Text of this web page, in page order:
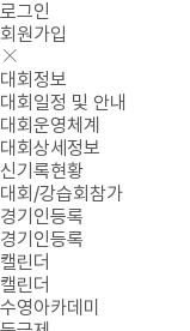
로그인
회원가입
대회정보
대회일정 및 안내
대회운영체계
대회상세정보
신기록현황
대회/강습회참가
경기인등록
경기인등록
캘린더
캘린더
수영아카데미